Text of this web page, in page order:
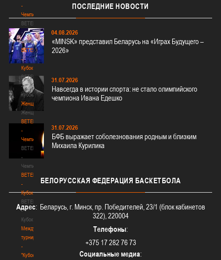
-
Чемпионат
BETERA
-
Чемпионат
BETERA
-
Кубок
BETERA
-
Кубок
Женщины
Женщины
BETERA
-
Чемпионат
BETERA
-
Чемпионат
BETERA
-
Кубок
BETERA
-
Кубок
Международный
турнир
-
"Кубок
ПОСЛЕДНИЕ НОВОСТИ
04.08.2026
«MINSK» представил Беларусь на «Играх Будущего –
2026»
31.07.2026
Навсегда в истории спорта: не стало олимпийского
чемпиона Ивана Едешко
31.07.2026
БФБ выражает соболезнования родным и близким
Михаила Курилика
БЕЛОРУССКАЯ ФЕДЕРАЦИЯ БАСКЕТБОЛА
Адрес: Беларусь, г. Минск, пр. Победителей, 23/1 (блок кабинетов
322), 220004
Телефоны:
+375 17 282 76 73
Социальные медиа: